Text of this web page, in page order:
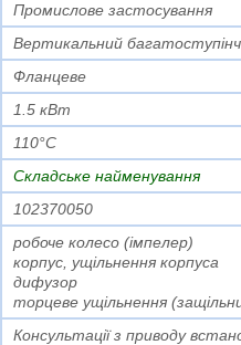
Промислове застосування
Вертикальний
Фланцеве
1.5 кВт
110°C
Складське найменування
102370050
робоче колесо (імпелер)
корпус, ущільнення корпуса
дифузор
торцеве ущільнення
Консультації з приводу